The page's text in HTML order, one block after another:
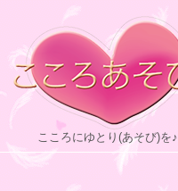
こころにゆとり(あそび)を♪